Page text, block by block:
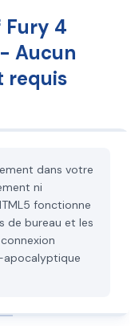
Fury 4
Aucun
requis
dans votre
ni
fonctionne
de bureau et les